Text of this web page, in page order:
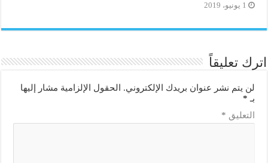
1 يونيو، 2019
اترك تعليقاً
لن يتم نشر عنوان بريدك الإلكتروني.
الحقول الإلزامية مشار إليها
بـ *
التعليق *